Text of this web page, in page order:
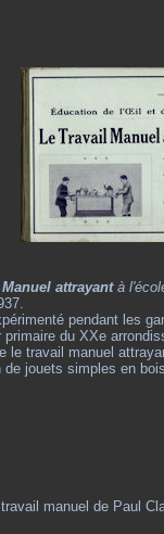
attrayantà
pendant les
primaire du XXe
le travail manuel
de jouets simples en
manuel de Paul